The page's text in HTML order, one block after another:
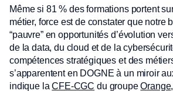
Même si 81 % des formations portent
métier, force est de constater que notre
“pauvre” en opportunités d’évolution
de la data, du cloud et de la
compétences stratégiques et des
s’apparentent en DOGNE à un miroir
indique laCFE-CGC du groupeOrange